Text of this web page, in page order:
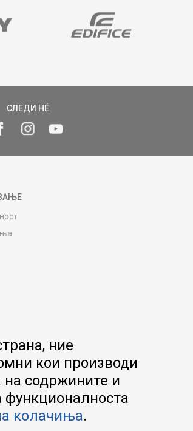
СЛЕДИ НÉ
ние
кои производи
содржините и
функционалноста
колачиња.